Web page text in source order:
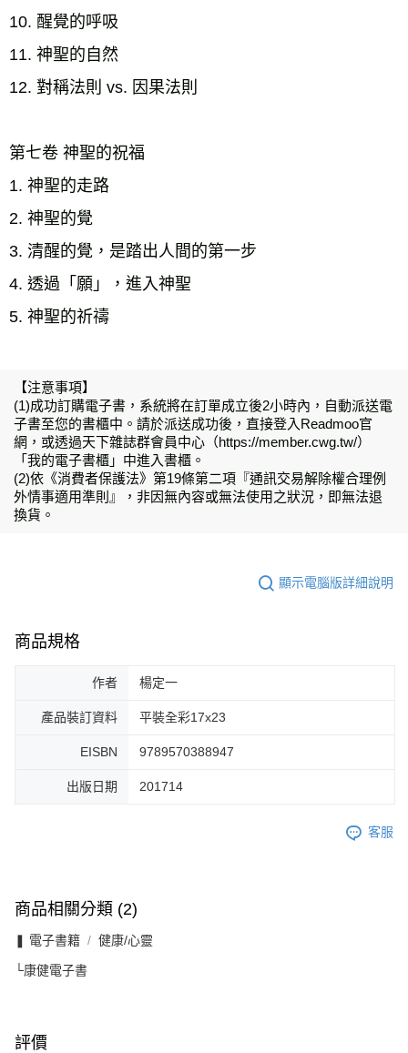
10. 醒覺的呼吸
11. 神聖的自然
12. 對稱法則 vs. 因果法則
第七卷 神聖的祝福
1. 神聖的走路
2. 神聖的覺
3. 清醒的覺，是踏出人間的第一步
4. 透過「願」，進入神聖
5. 神聖的祈禱
【注意事項】
(1)成功訂購電子書，系統將在訂單成立後2小時內，自動派送電
子書至您的書櫃中。請於派送成功後，直接登入Readmoo官
網，或透過天下雜誌群會員中心（https://member.cwg.tw/）
「我的電子書櫃」中進入書櫃。
(2)依《消費者保護法》第19條第二項『通訊交易解除權合理例
外情事適用準則』，非因無內容或無法使用之狀況，即無法退
換貨。
顯示電腦版詳細說明
商品規格
作者 楊定一
產品裝訂資料 平裝全彩17x23
EISBN 9789570388947
出版日期 201714
客服
商品相關分類 (2)
❚ 電子書籍 健康/心靈
└康健電子書
評價